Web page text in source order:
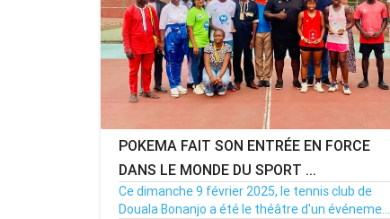
POKEMA FAIT SON ENTRÉE EN FORCE
DANS LE MONDE DU SPORT ...
Ce dimanche 9 février 2025, le tennis club de
Douala Bonanjo a été le théâtre d'un événeme...